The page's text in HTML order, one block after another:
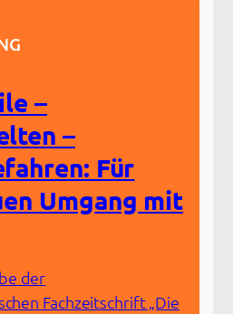
–
–
Für
Umgang mit
der
Fachzeitschrift „Die